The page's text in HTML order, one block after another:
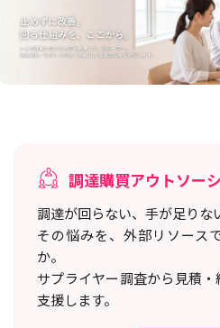
調達購買アウトソー
調達が回らない、手が足りな
その悩みを、外部リソース
か。
サプライヤー調査から見積
支援します。